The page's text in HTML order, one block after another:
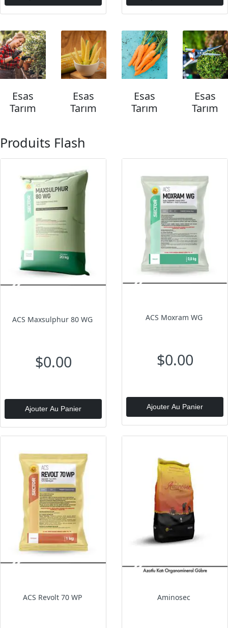
Esas
Tarım
Esas
Tarım
Esas
Tarım
Esas
Tarım
Produits Flash
ACS Maxsulphur 80 WG
$0.00
Ajouter Au Panier
ACS Moxram WG
$0.00
Ajouter Au Panier
ACS Revolt 70 WP Aminosec